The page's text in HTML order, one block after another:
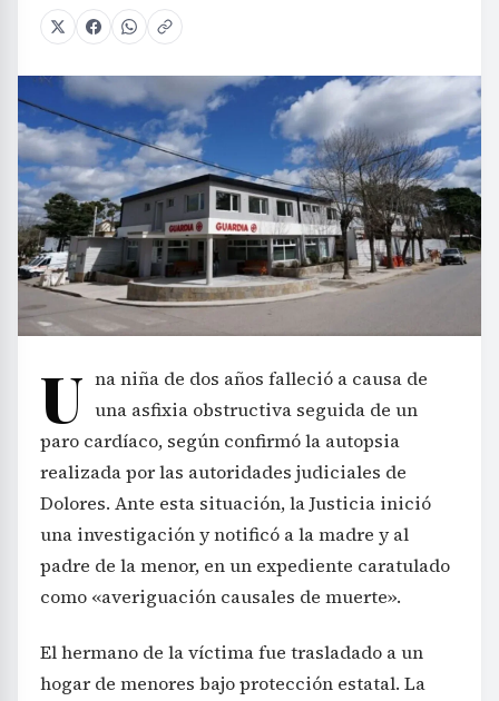
U na niña de dos años falleció a causa de
una asfixia obstructiva seguida de un
paro cardíaco, según confirmó la autopsia
realizada por las autoridades judiciales de
Dolores. Ante esta situación, la Justicia inició
una investigación y notificó a la madre y al
padre de la menor, en un expediente caratulado
como «averiguación causales de muerte».
El hermano de la víctima fue trasladado a un
hogar de menores bajo protección estatal. La